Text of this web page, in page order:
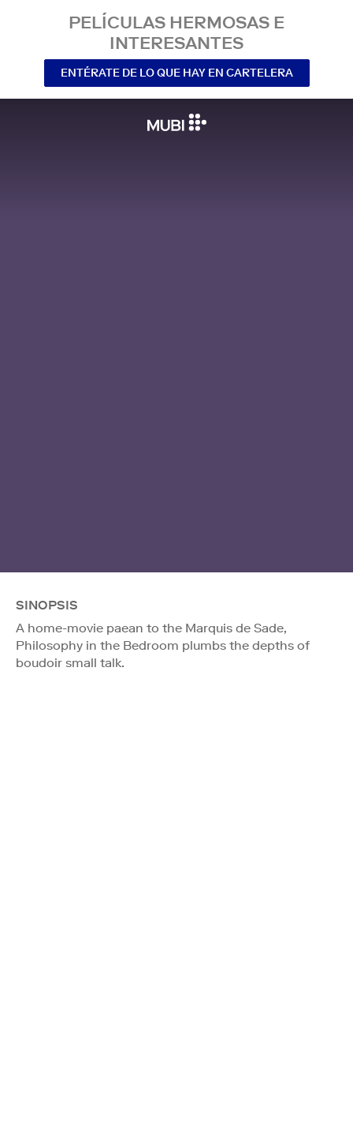
PELÍCULAS HERMOSAS E
INTERESANTES
ENTÉRATE DE LO QUE HAY EN CARTELERA
SINOPSIS
A home-movie paean to the Marquis de Sade,
Philosophy in the Bedroom plumbs the depths of
boudoir small talk.